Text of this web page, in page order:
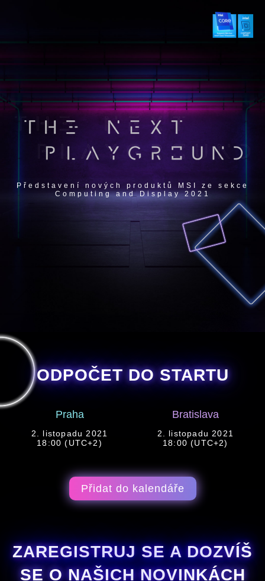
Představení nových produktů MSI ze sekce
Computing and Display 2021
ODPOČET DO STARTU
Praha
2. listopadu 2021
18:00 (UTC+2)
Bratislava
2. listopadu 2021
18:00 (UTC+2)
Přidat do kalendáře
ZAREGISTRUJ SE A DOZVÍŠ
SE O NAŠICH NOVINKÁCH